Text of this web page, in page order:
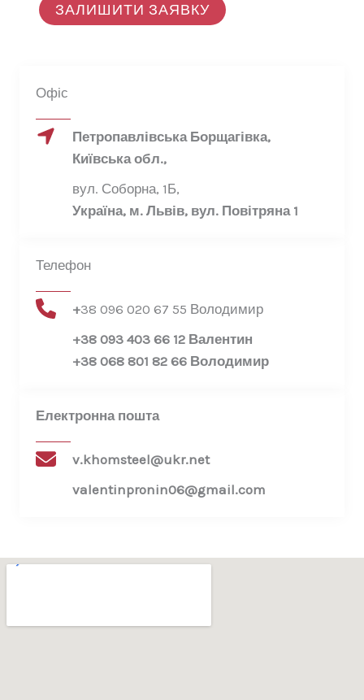
ЗАЛИШИТИ ЗАЯВКУ
Офіс
Петропавлівська Борщагівка,
Київська обл.,​
вул. Соборна, 1Б,
Україна, м. Львів, вул. Повітряна 1
Телефон
+38 096 020 67 55 Володимир
+38 093 403 66 12 Валентин
+38 068 801 82 66 Володимир
Електронна пошта
v.khomsteel@ukr.net
valentinpronin06@gmail.com